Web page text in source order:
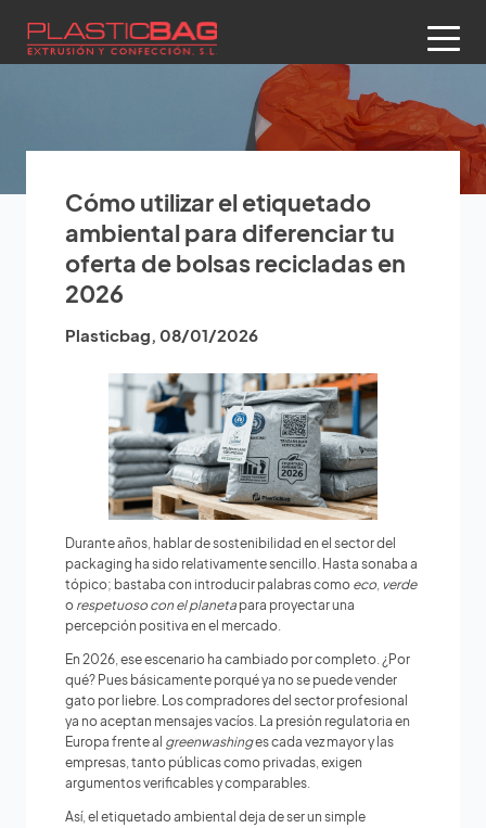
Cómo utilizar el etiquetado
ambiental para diferenciar tu
oferta de bolsas recicladas en
2026
Plasticbag, 08/01/2026
Durante años, hablar de sostenibilidad en el sector del
packaging ha sido relativamente sencillo. Hasta sonaba a
tópico; bastaba con introducir palabras como eco, verde
o respetuoso con el planetapara proyectar una
percepción positiva en el mercado.
En 2026, ese escenario ha cambiado por completo. ¿Por
qué? Pues básicamente porqué ya no se puede vender
gato por liebre. Los compradores del sector profesional
ya no aceptan mensajes vacíos. La presión regulatoria en
Europa frente al greenwashinges cada vez mayor y las
empresas, tanto públicas como privadas, exigen
argumentos verificables y comparables.
Así, el etiquetado ambiental deja de ser un simple